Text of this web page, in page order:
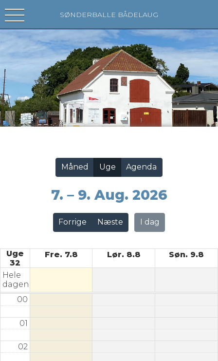
SØNDERBALLE BÅDELAUG
Forrige Næste I dag
7. – 9. Aug. 2026
Måned Uge Agenda
Uge
32
Fre. 7.8 Lør. 8.8 Søn. 9.8
Hele
dagen
00
01
02